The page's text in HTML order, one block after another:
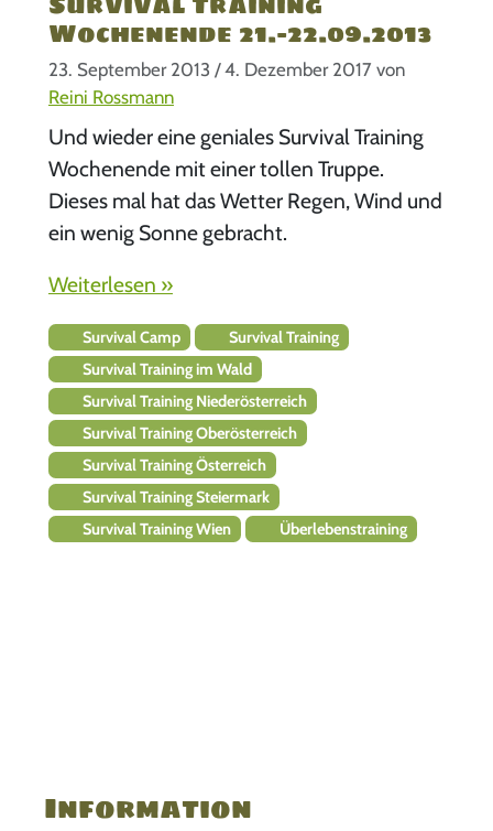
Wochenende 21.-22.09.2013
23. September 2013 / 4. Dezember 2017 von
Reini Rossmann
Und wieder eine geniales Survival Training
Wochenende mit einer tollen Truppe.
Dieses mal hat das Wetter Regen, Wind und
ein wenig Sonne gebracht.
Weiterlesen »
Survival Camp
Survival Training
Survival Training im Wald
Survival Training Niederösterreich
Survival Training Oberösterreich
Survival Training Österreich
Survival Training Steiermark
Survival Training Wien
Überlebenstraining
Information